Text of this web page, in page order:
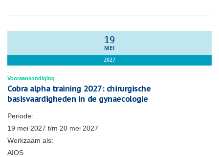
19
MEI
2027
Vooraankondiging
Cobra alpha training 2027: chirurgische
basisvaardigheden in de gynaecologie
Periode:
19 mei 2027 t/m 20 mei 2027
Werkzaam als:
AIOS